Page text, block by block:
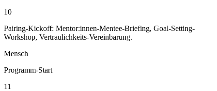
10
Pairing-Kickoff: Mentor:innen-Mentee-Briefing, Goal-Setting-
Workshop, Vertraulichkeits-Vereinbarung.
Mensch
Programm-Start
11